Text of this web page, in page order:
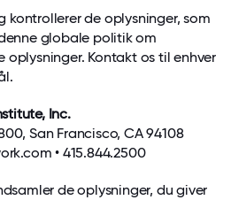
kontrollerer de oplysninger, som
globale politik om
oplysninger. Kontakt os til enhver
Inc.
San Francisco, CA 94108
• 415.844.2500
de oplysninger, du giver